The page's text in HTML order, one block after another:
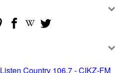
Listen Country 106.7 - CIKZ-FM